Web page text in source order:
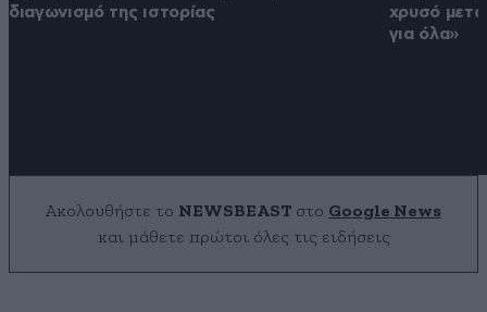
διαγωνισμό της ιστορίας
χρυσό
για όλα»
Ακολουθήστε το NEWSBEAST στο Google News
και μάθετε πρώτοι όλες τις ειδήσεις